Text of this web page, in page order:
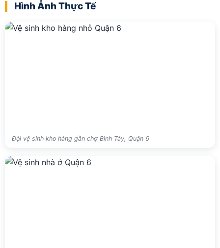
Hình Ảnh Thực Tế
Đội vệ sinh kho hàng gần chợ Bình Tây, Quận 6